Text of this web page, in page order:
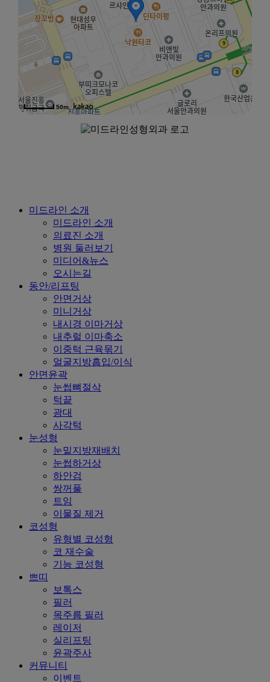
50m
Close
미드라인 소개
미드라인 소개
의료진 소개
병원 둘러보기
미디어&뉴스
오시는길
동안/리프팅
안면거상
미니거상
내시경 이마거상
내추럴 이마축소
이중턱 근육묶기
얼굴지방흡입/이식
안면윤곽
눈썹뼈절삭
턱끝
광대
사각턱
눈성형
눈밑지방재배치
눈썹하거상
하안검
쌍꺼풀
트임
이물질 제거
코성형
유형별 코성형
코 재수술
기능 코성형
쁘띠
보톡스
필러
목주름 필러
레이저
실리프팅
윤곽주사
커뮤니티
이벤트